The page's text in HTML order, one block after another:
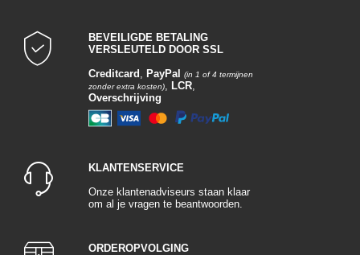
BEVEILIGDE BETALING
VERSLEUTELD DOOR SSL
Creditcard , PayPal
(in 1 of 4 termijnen
zonder extra kosten), LCR,
Overschrijving
KLANTENSERVICE
Onze klantenadviseurs staan klaar
om al je vragen te beantwoorden.
ORDEROPVOLGING